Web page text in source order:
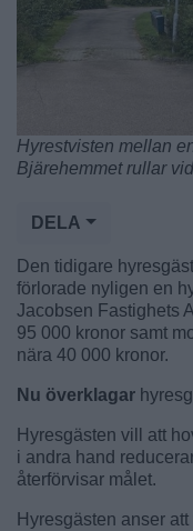
Hyrestvisten mellan
Bjärehemmet rullar
DELA
Den tidigare
förlorade nyligen en
Jacobsen Fastighets
95 000 kronor samt
nära 40 000 kronor.
Nu överklagar
Hyresgästen vill att
i andra hand
återförvisar målet.
Hyresgästen anser